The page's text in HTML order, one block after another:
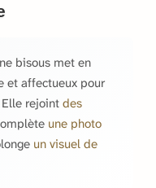
bisous met en
et affectueux pour
rejoint des
une photo
un visuel de